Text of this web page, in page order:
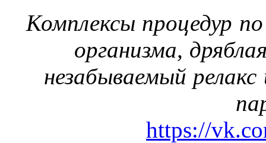
Комплексы процедур
организма,
незабываемый
https://